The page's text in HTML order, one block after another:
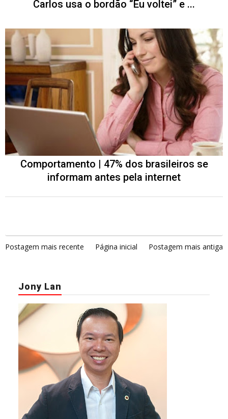
Carlos usa o bordão “Eu voltei” e ...
Comportamento | 47% dos brasileiros se
informam antes pela internet
Postagem mais recente Página inicial Postagem mais antiga
Jony Lan